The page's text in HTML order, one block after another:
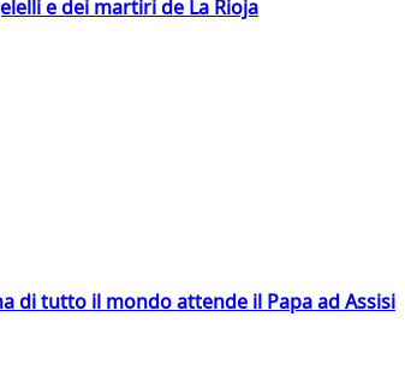
e dei martiri de La Rioja
di tutto il mondo attende il Papa ad Assisi